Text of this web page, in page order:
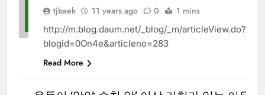
tjbaek 11 years ago 0 1 mins
http://m.blog.daum.net/_blog/_m/articleView.do?
blogid=0On4e&articleno=283
Read More